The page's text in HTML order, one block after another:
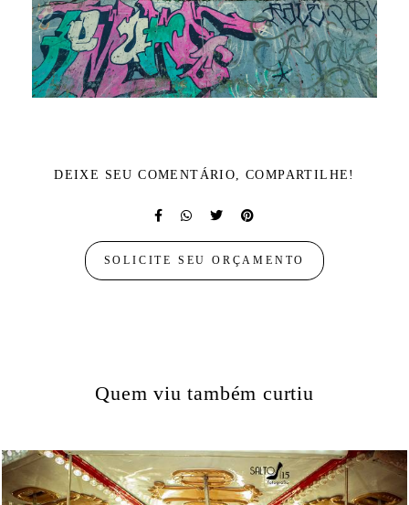
DEIXE SEU COMENTÁRIO, COMPARTILHE!
SOLICITE SEU ORÇAMENTO
Quem viu também curtiu